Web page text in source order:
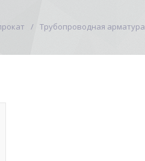
Трубопроводная арматура